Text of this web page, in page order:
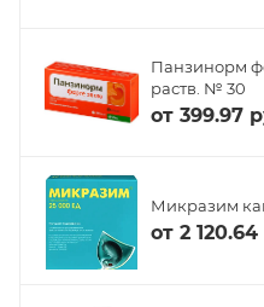
Панзинорм
раств. № 30
от 399.97
Микразим
от 2